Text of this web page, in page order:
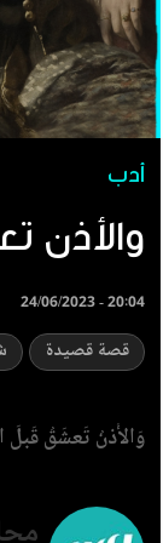
أدب
والأذن
24/06/2023 - 20:04
قصة قصيدة
وَالأُذنُ تَعشَقُ قَبلَ